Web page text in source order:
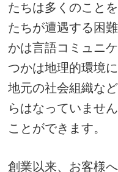
たちは多くのこと
たちが遭遇する困
かは言語コミュニ
つかは地理的環境
地元の社会組織な
らはなっていませ
ことができます。
創業以来、お客様